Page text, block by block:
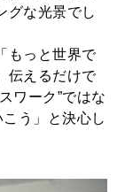
グな光景でし
もっと世界で
伝えるだけで
ワーク”ではな
こう」と決心し